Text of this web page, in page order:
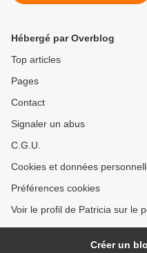
Hébergé par Overblog
Top articles
Pages
Contact
Signaler un abus
C.G.U.
Cookies et données
Préférences cookies
Voir le profil de Patricia sur le
Créer un